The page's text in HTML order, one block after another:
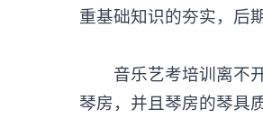
重基础知识的夯实，后
音乐艺考培训离不
琴房，并且琴房的琴具